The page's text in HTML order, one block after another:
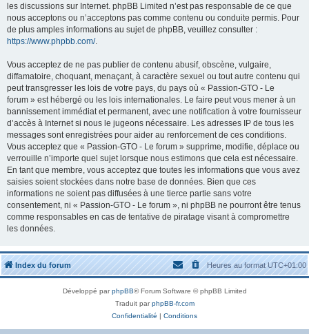
les discussions sur Internet. phpBB Limited n’est pas responsable de ce que
nous acceptons ou n’acceptons pas comme contenu ou conduite permis. Pour
de plus amples informations au sujet de phpBB, veuillez consulter :
https://www.phpbb.com/.
Vous acceptez de ne pas publier de contenu abusif, obscène, vulgaire,
diffamatoire, choquant, menaçant, à caractère sexuel ou tout autre contenu qui
peut transgresser les lois de votre pays, du pays où « Passion-GTO - Le
forum » est hébergé ou les lois internationales. Le faire peut vous mener à un
bannissement immédiat et permanent, avec une notification à votre fournisseur
d’accès à Internet si nous le jugeons nécessaire. Les adresses IP de tous les
messages sont enregistrées pour aider au renforcement de ces conditions.
Vous acceptez que « Passion-GTO - Le forum » supprime, modifie, déplace ou
verrouille n’importe quel sujet lorsque nous estimons que cela est nécessaire.
En tant que membre, vous acceptez que toutes les informations que vous avez
saisies soient stockées dans notre base de données. Bien que ces
informations ne soient pas diffusées à une tierce partie sans votre
consentement, ni « Passion-GTO - Le forum », ni phpBB ne pourront être tenus
comme responsables en cas de tentative de piratage visant à compromettre
les données.
Index du forum Heures au formatUTC+01:00
Développé parphpBB® Forum Software © phpBB Limited
Traduit parphpBB-fr.com
Confidentialité | Conditions